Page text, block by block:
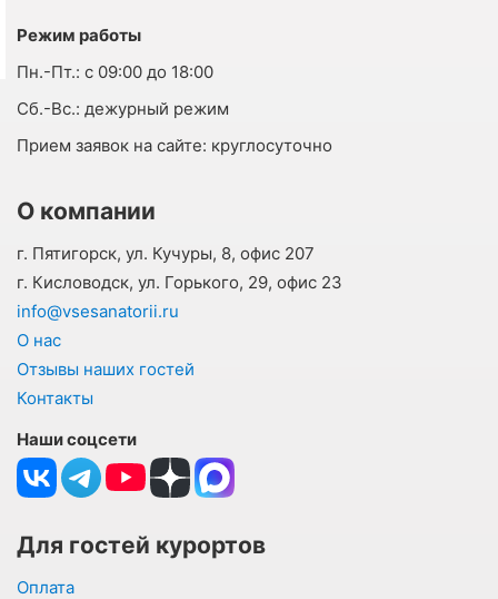
Режим работы
Пн.-Пт.: с 09:00 до 18:00
Cб.-Вс.: дежурный режим
Прием заявок на сайте: круглосуточно
О компании
г. Пятигорск, ул. Кучуры, 8, офис 207
г. Кисловодск, ул. Горького, 29, офис 23
info@vsesanatorii.ru
О нас
Отзывы наших гостей
Контакты
Наши соцсети
Для гостей курортов
Оплата